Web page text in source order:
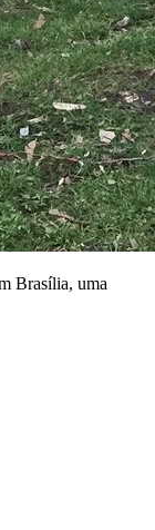
Brasília, uma